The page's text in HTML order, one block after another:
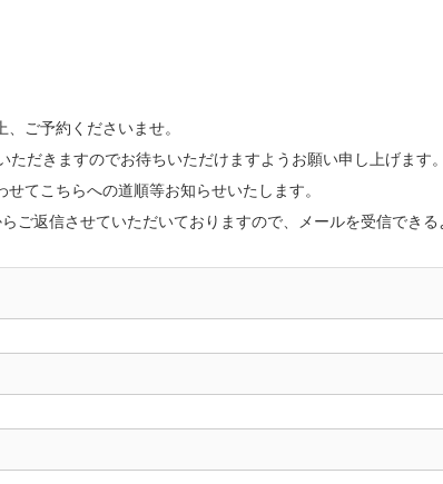
、ご予約くださいませ。
だきますのでお待ちいただけますようお願い申し上げます。
てこちらへの道順等お知らせいたします。
ご返信させていただいておりますので、メールを受信できる